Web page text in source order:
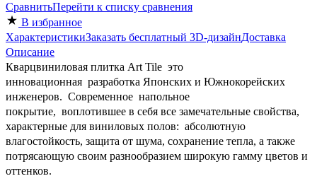
СравнитьПерейти к списку сравнения
В избранное
ХарактеристикиЗаказать бесплатный 3D-дизайнДоставка
Описание
Кварцвиниловая плитка Art Tile это
инновационная разработка Японских и Южнокорейских
инженеров. Современное напольное
покрытие, воплотившее в себя все замечательные свойства,
характерные для виниловых полов: абсолютную
влагостойкость, защита от шума, сохранение тепла, а также
потрясающую своим разнообразием широкую гамму цветов и
оттенков.